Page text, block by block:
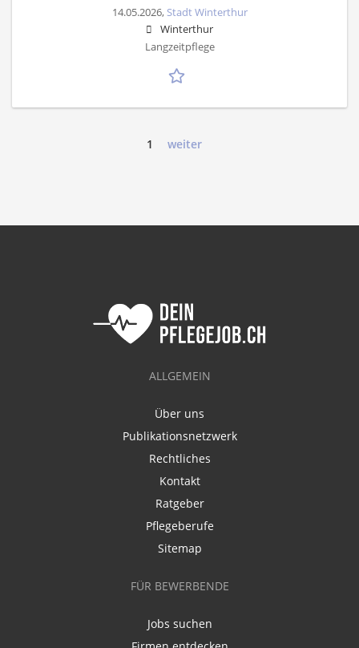
14.05.2026, Stadt Winterthur
Winterthur
Langzeitpflege
1 weiter
ALLGEMEIN
Über uns
Publikationsnetzwerk
Rechtliches
Kontakt
Ratgeber
Pflegeberufe
Sitemap
FÜR BEWERBENDE
Jobs suchen